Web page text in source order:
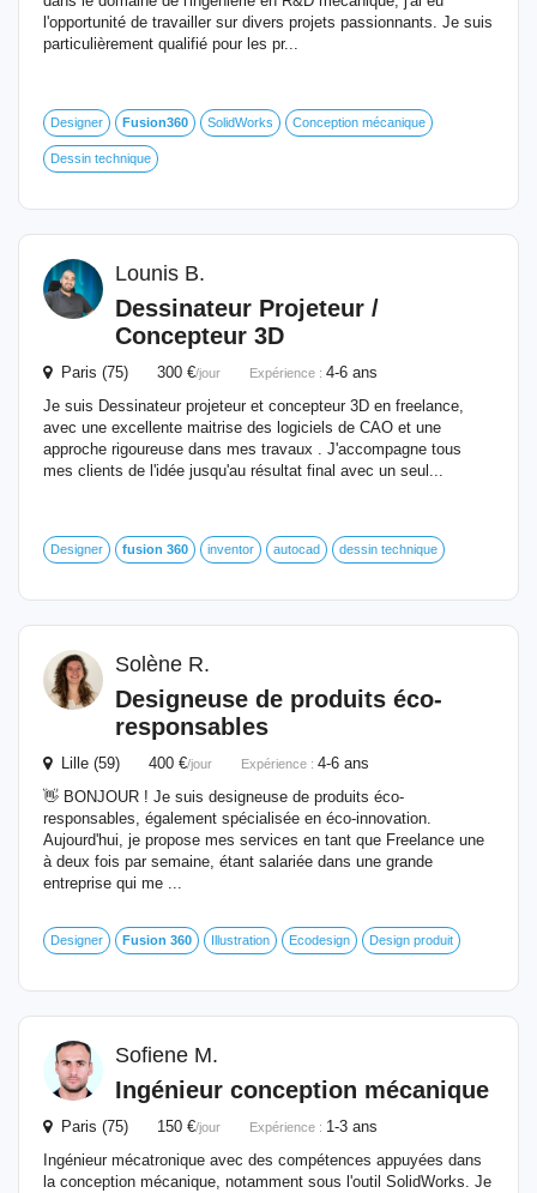
l'opportunité de travailler sur divers projets passionnants. Je suis
particulièrement qualifié pour les pr...
Designer Fusion360 SolidWorks Conception mécanique
Dessin technique
Lounis B.
Dessinateur Projeteur /
Concepteur 3D
Paris (75) 300 €/jour Expérience : 4-6 ans
Je suis Dessinateur projeteur et concepteur 3D en freelance,
avec une excellente maitrise des logiciels de CAO et une
approche rigoureuse dans mes travaux . J'accompagne tous
mes clients de l'idée jusqu'au résultat final avec un seul...
Designer fusion 360 inventor autocad dessin technique
Solène R.
Designeuse de produits éco-
responsables
Lille (59) 400 €/jour Expérience : 4-6 ans
👋 BONJOUR ! Je suis designeuse de produits éco-
responsables, également spécialisée en éco-innovation.
Aujourd'hui, je propose mes services en tant que Freelance une
à deux fois par semaine, étant salariée dans une grande
entreprise qui me ...
Designer Fusion 360 Illustration Ecodesign Design produit
Sofiene M.
Ingénieur conception mécanique
Paris (75) 150 €/jour Expérience : 1-3 ans
Ingénieur mécatronique avec des compétences appuyées dans
la conception mécanique, notamment sous l'outil SolidWorks. Je